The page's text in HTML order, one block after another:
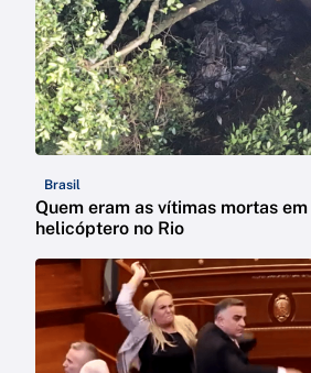
Brasil
Quem eram as vítimas mortas
helicóptero no Rio